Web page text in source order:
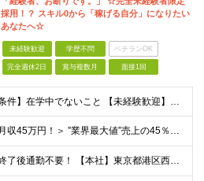
採用！？ スキル0から「稼げる自分」になりたい
あなたへ☆
未経験歓迎 学歴不問 ベテランOK
完全週休2日 賞与複数月 面接1回
【必須条件】在学中でないこと 【未経験歓迎】学歴不問／職種未経験／業種未経験／第二新卒／ブランクOK ★未経験歓迎 ★第二新卒歓迎 ★異業種からの入社メンバー95％以上 ★学歴・経験不問 ★主夫・主
＜平均月収45万円！＞ ”業界最大値”売上の45％以上をそのまま支給。 ■研修期間後 月給25万円～75万円＋各種インセンティブ □研修期間 月給23.5万円＋PRインセンティブ（売上の45％還元
★研修終了後通勤不要！ 【本社】東京都港区西麻布1-2-14デュオ・スカーラ西麻布タワーウエスト 602号室 【品川支社】東京都品川区西五反田5-23-3BLOCKS目黒不動前3階 【大阪支社】大阪